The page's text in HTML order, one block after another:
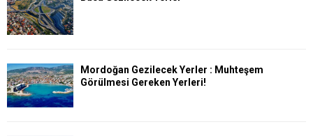
Mordoğan Gezilecek Yerler : Muhteşem
Görülmesi Gereken Yerleri!